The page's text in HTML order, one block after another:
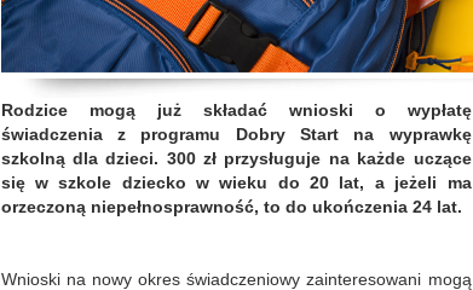
Rodzice mogą już składać wnioski o wypłatę
świadczenia z programu Dobry Start na wyprawkę
szkolną dla dzieci. 300 zł przysługuje na każde uczące
się w szkole dziecko w wieku do 20 lat, a jeżeli ma
orzeczoną niepełnosprawność, to do ukończenia 24 lat.
Wnioski na nowy okres świadczeniowy zainteresowani mogą